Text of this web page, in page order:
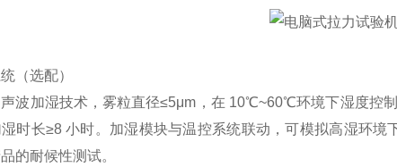
（选配）
波加湿技术，雾粒直径≤5μm，在 10℃~60℃环境下湿度控
时长≥8 小时。加湿模块与温控系统联动，可模拟高湿环
的耐候性测试。